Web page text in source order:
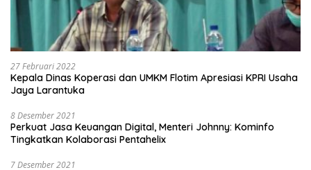
27 Februari 2022
Kepala Dinas Koperasi dan UMKM Flotim Apresiasi KPRI Usaha
Jaya Larantuka
8 Desember 2021
Perkuat Jasa Keuangan Digital, Menteri Johnny: Kominfo
Tingkatkan Kolaborasi Pentahelix
7 Desember 2021